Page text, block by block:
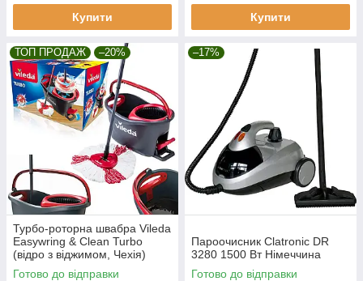
Купити Купити
ТОП ПРОДАЖ –20%
Турбо-роторна швабра Vileda
Easywring & Clean Turbo
(відро з віджимом, Чехія)
Готово до відправки
–17%
Пароочисник Clatronic DR
3280 1500 Вт Німеччина
Готово до відправки